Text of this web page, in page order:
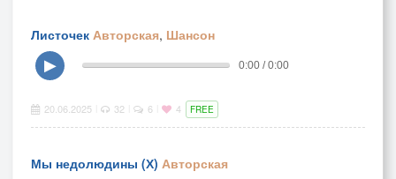
Листочек Авторская, Шансон
▶
0:00 / 0:00
20.06.2025 32 6 4 FREE
Мы недолюдины (Х) Авторская